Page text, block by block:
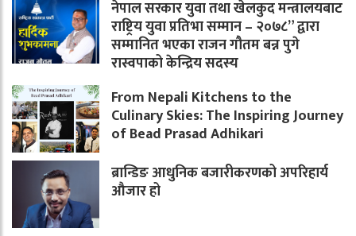
नेपाल सरकार युवा तथा खेलकुद मन्त्रालयबाट
राष्ट्रिय युवा प्रतिभा सम्मान – २०७८” द्वारा
सम्मानित भएका राजन गौतम बन्न पुगे
रास्वपाको केन्द्रिय सदस्य
From Nepali Kitchens to the
Culinary Skies: The Inspiring Journey
of Bead Prasad Adhikari
ब्रान्डिङ आधुनिक बजारीकरणको अपरिहार्य
औजार हो